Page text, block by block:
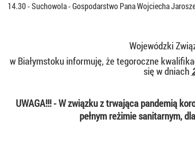
14.30 - Suchowola -Gospodarstwo Pana Wojciecha
Wojewódzki
w Białymstoku informuję, że tegoroczne
się w dniach
UWAGA!!! - W związku z trwająca pandemią
pełnym reżimie sanitarnym,